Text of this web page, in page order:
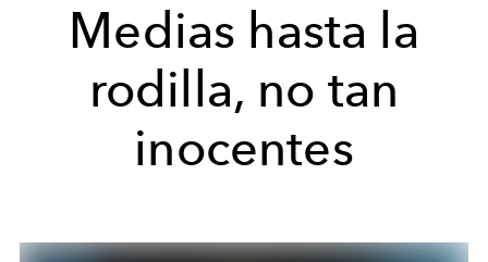
Medias hasta la
rodilla, no tan
inocentes